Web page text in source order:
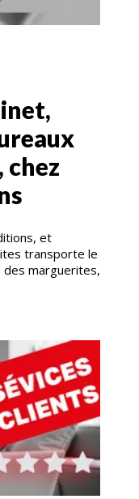
chez
et
transporte le
des marguerites,